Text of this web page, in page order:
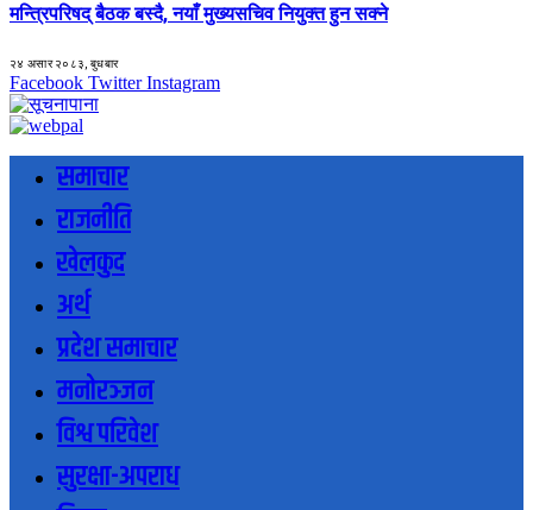
मन्त्रिपरिषद् बैठक बस्दै, नयाँ मुख्यसचिव नियुक्त हुन सक्ने
२४ असार २०८३, बुधबार
Facebook Twitter Instagram
समाचार
राजनीति
खेलकुद
अर्थ
प्रदेश समाचार
मनोरञ्जन
विश्व परिवेश
सुरक्षा-अपराध